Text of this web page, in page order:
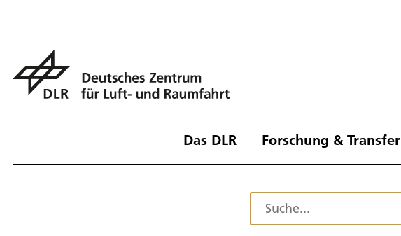
Das DLR Forschung & Transfer